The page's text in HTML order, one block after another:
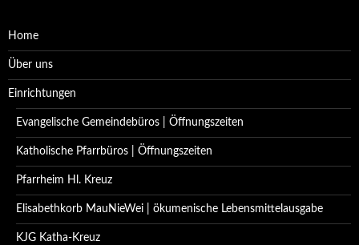
Home
Über uns
Einrichtungen
Evangelische Gemeindebüros | Öffnungszeiten
Katholische Pfarrbüros | Öffnungszeiten
Pfarrheim Hl. Kreuz
Elisabethkorb MauNieWei | ökumenische Lebensmittelausgabe
KJG Katha-Kreuz